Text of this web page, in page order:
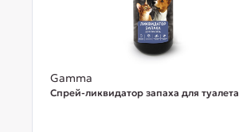
Gamma
Спрей-ликвидатор запаха для туалета